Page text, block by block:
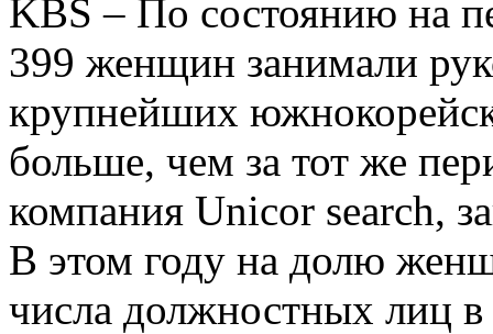
KBS – По состоянию на
399 женщин занимали
крупнейших
больше, чем за тот же
компания Unicor search,
В этом году на долю
числа должностных лиц